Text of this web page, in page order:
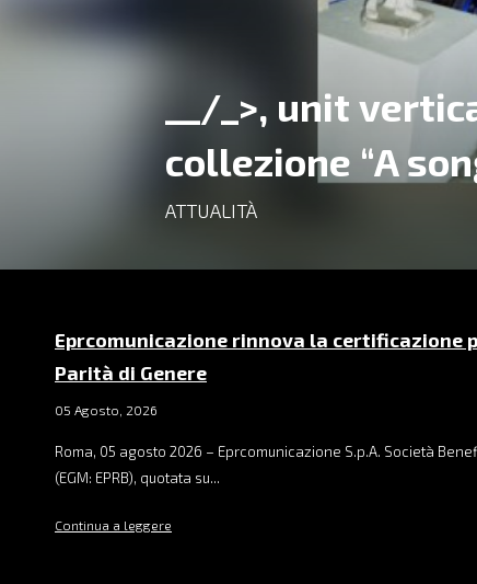
__/_>, unit
collezione “A
ATTUALITÀ
Eprcomunicazione rinnova la certificazione
Parità di Genere
05 Agosto, 2026
Roma, 05 agosto 2026 – Eprcomunicazione S.p.A. Società
(EGM: EPRB), quotata su...
Continua a leggere